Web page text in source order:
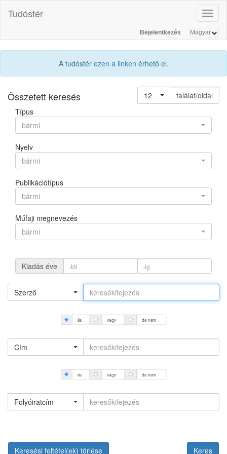
Tudóstér
Bejelentkezés
A tudóstér ezen a linken érhető el.
Összetett keresés 12
találat/oldal
Típus
bármi
Nyelv
bármi
Publikációtípus
bármi
Műfaji megnevezés
bármi
Kiadás éve
Szerző
és vagy de nem
Cím
és vagy de nem
Folyóiratcím
Keresési feltétel(ek) törlése